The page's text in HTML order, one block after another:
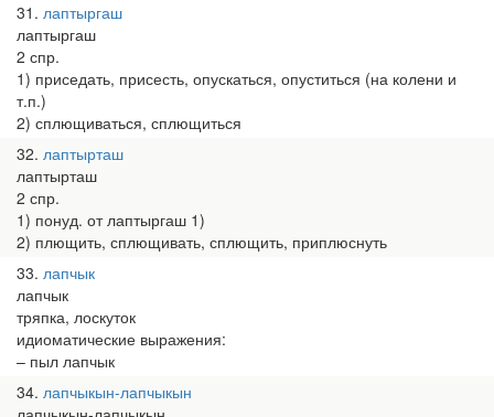
31 лаптыргаш
лаптыргаш
2 спр.
1) приседать, присесть, опускаться, опуститься (на колени и
т.п.)
2) сплющиваться, сплющиться
32 лаптырташ
лаптырташ
2 спр.
1) понуд. от лаптыргаш 1)
2) плющить, сплющивать, сплющить, приплюснуть
33 лапчык
лапчык
тряпка, лоскуток
идиоматические выражения:
– пыл лапчык
34 лапчыкын-лапчыкын